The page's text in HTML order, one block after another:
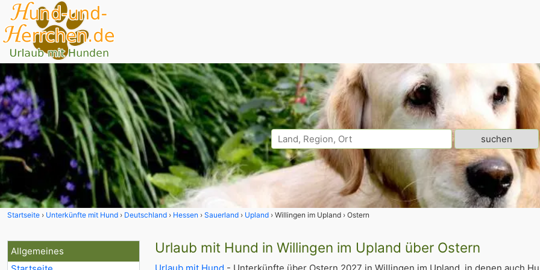
Startseite Unterkünfte mit Hund Deutschland Hessen Sauerland Upland Willingen im Upland Ostern
Allgemeines
Urlaub mit Hund in Willingen im Upland über Ostern